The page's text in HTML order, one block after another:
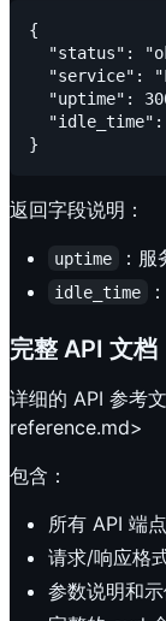
{
"status":
"service":
"uptime":
返回字段说明：
uptime ：
idle_time
完整 API 文档
详细的 API 参考
reference.md>
包含：
所有 API 端
请求/响应格
参数说明和